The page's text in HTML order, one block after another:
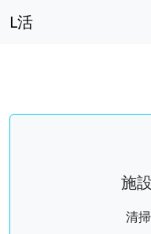
L活
施
清